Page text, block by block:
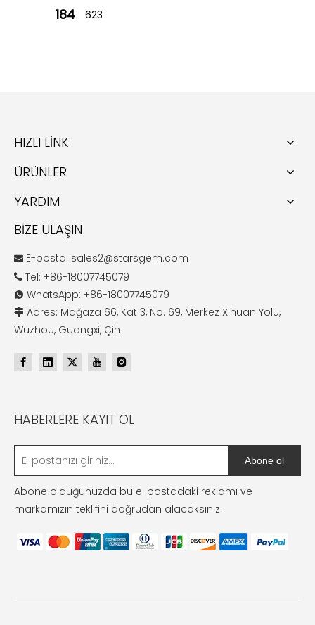
184 623
HIZLI LİNK
ÜRÜNLER
YARDIM
BİZE ULAŞIN
 E-posta: sales2@starsgem.com
 Tel: +86-18007745079
 WhatsApp: +86-18007745079
 Adres: Mağaza 66, Kat 3, No. 69, Merkez Xihuan Yolu,
Wuzhou, Guangxi, Çin
HABERLERE KAYIT OL
Abone ol
Abone olduğunuzda bu e-postadaki reklamı ve
markamızın teklifini doğrudan alacaksınız.